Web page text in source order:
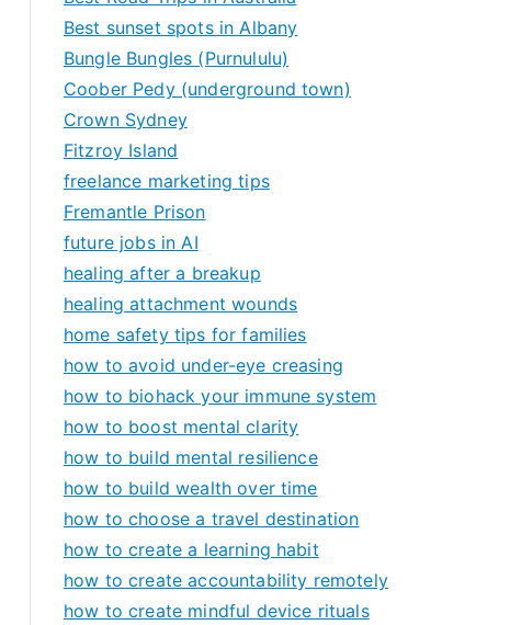
Best sunset spots in Albany
Bungle Bungles (Purnululu)
Coober Pedy (underground town)
Crown Sydney
Fitzroy Island
freelance marketing tips
Fremantle Prison
future jobs in AI
healing after a breakup
healing attachment wounds
home safety tips for families
how to avoid under-eye creasing
how to biohack your immune system
how to boost mental clarity
how to build mental resilience
how to build wealth over time
how to choose a travel destination
how to create a learning habit
how to create accountability remotely
how to create mindful device rituals